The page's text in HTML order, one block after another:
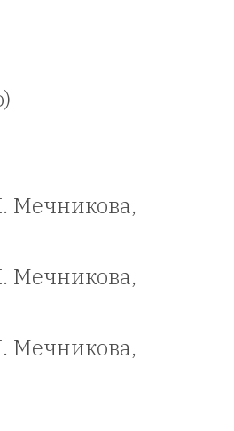
Мечникова,
Мечникова,
Мечникова,